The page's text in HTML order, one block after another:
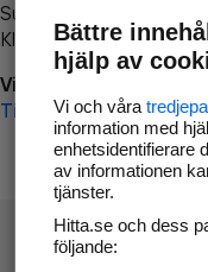
Surfa till
Klicka påTillbaka-
Vi beklagar besväret!
Till startsidan
Bättre
hjälp av
Vi och våra
information med
enhetsidentifierare
av informationen
tjänster.
Hitta.se och dess
följande: